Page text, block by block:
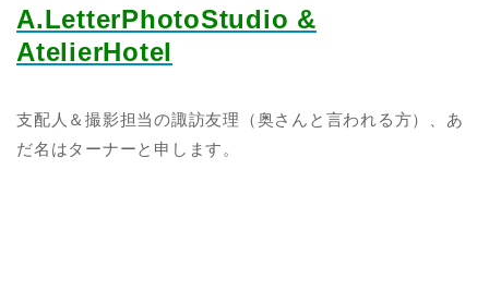
A.LetterPhotoStudio &
AtelierHotel
支配人＆撮影担当の諏訪友理（奥さんと言われる方）、あ
だ名はターナーと申します。